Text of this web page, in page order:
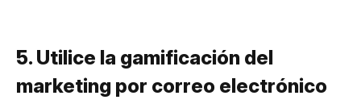
5. Utilice la gamificación del
marketing por correo electrónico